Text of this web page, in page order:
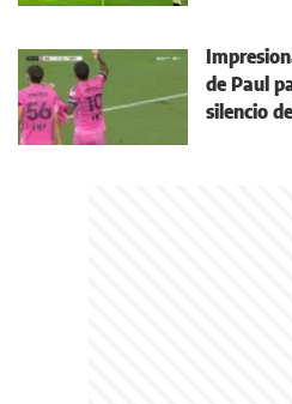
de Paul
silencio